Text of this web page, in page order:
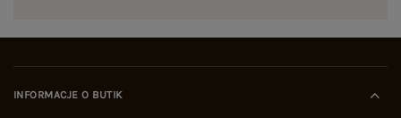
INFORMACJE O BUTIK